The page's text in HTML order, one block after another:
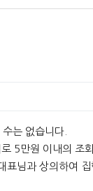
는 없습니다.
5만원 이내의 조
표님과 상의하여